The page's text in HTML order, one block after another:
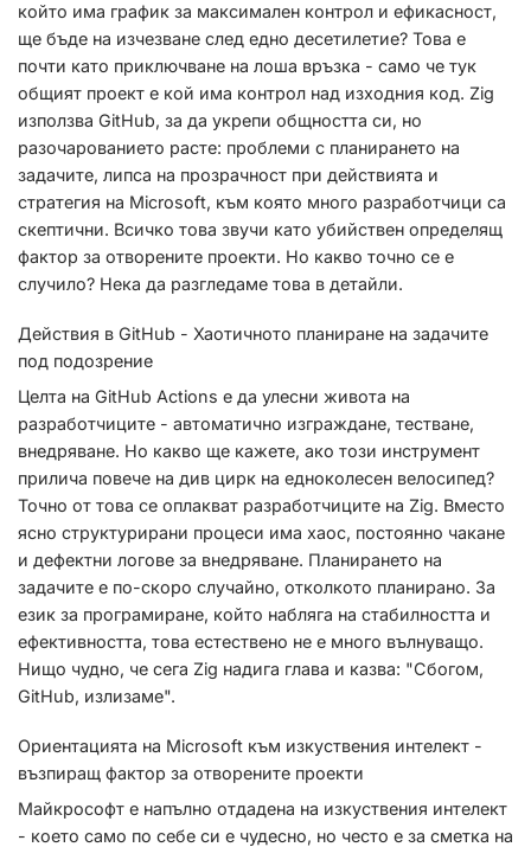
който има график за максимален контрол и ефикасност,
ще бъде на изчезване след едно десетилетие? Това е
почти като приключване на лоша връзка - само че тук
общият проект е кой има контрол над изходния код. Zig
използва GitHub, за да укрепи общността си, но
разочарованието расте: проблеми с планирането на
задачите, липса на прозрачност при действията и
стратегия на Microsoft, към която много разработчици са
скептични. Всичко това звучи като убийствен определящ
фактор за отворените проекти. Но какво точно се е
случило? Нека да разгледаме това в детайли.
Действия в GitHub - Хаотичното планиране на задачите
под подозрение
Целта на GitHub Actions е да улесни живота на
разработчиците - автоматично изграждане, тестване,
внедряване. Но какво ще кажете, ако този инструмент
прилича повече на див цирк на едноколесен велосипед?
Точно от това се оплакват разработчиците на Zig. Вместо
ясно структурирани процеси има хаос, постоянно чакане
и дефектни логове за внедряване. Планирането на
задачите е по-скоро случайно, отколкото планирано. За
език за програмиране, който набляга на стабилността и
ефективността, това естествено не е много вълнуващо.
Нищо чудно, че сега Zig надига глава и казва: "Сбогом,
GitHub, излизаме".
Ориентацията на Microsoft към изкуствения интелект -
възпиращ фактор за отворените проекти
Майкрософт е напълно отдадена на изкуствения интелект
- което само по себе си е чудесно, но често е за сметка на